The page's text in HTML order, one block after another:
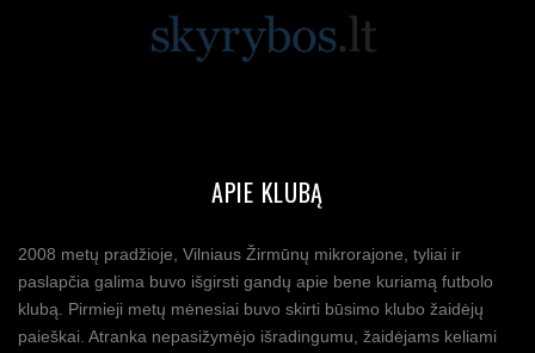
APIE KLUBĄ
2008 metų pradžioje, Vilniaus Žirmūnų mikrorajone, tyliai ir
paslapčia galima buvo išgirsti gandų apie bene kuriamą futbolo
klubą. Pirmieji metų mėnesiai buvo skirti būsimo klubo žaidėjų
paieškai. Atranka nepasižymėjo išradingumu, žaidėjams keliami